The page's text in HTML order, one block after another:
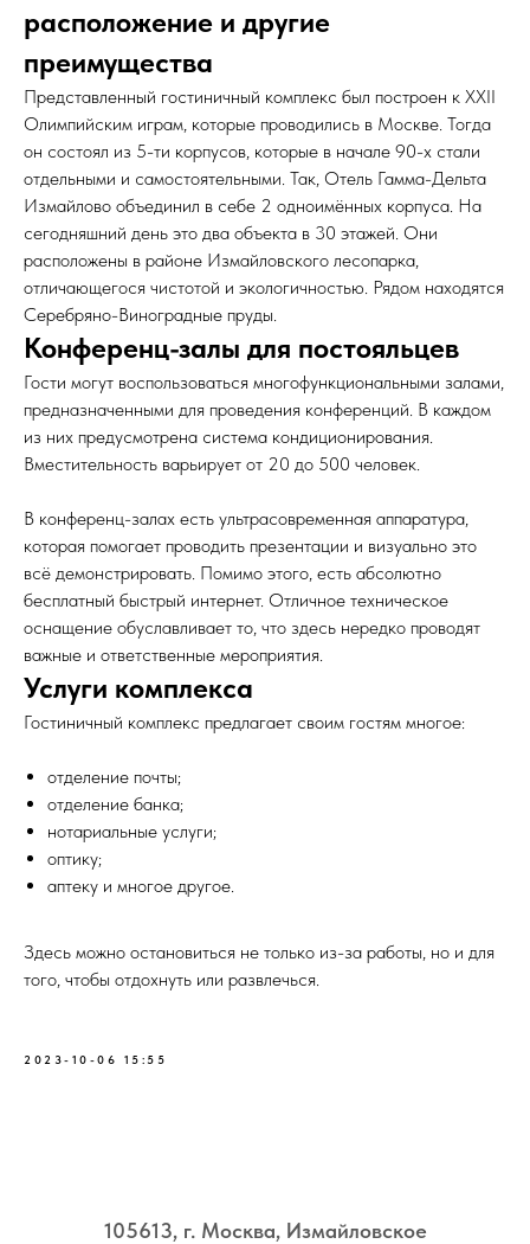
расположение и другие
преимущества
Представленный гостиничный комплекс был построен к XXII
Олимпийским играм, которые проводились в Москве. Тогда
он состоял из 5-ти корпусов, которые в начале 90-х стали
отдельными и самостоятельными. Так, Отель Гамма-Дельта
Измайлово объединил в себе 2 одноимённых корпуса. На
сегодняшний день это два объекта в 30 этажей. Они
расположены в районе Измайловского лесопарка,
отличающегося чистотой и экологичностью. Рядом находятся
Серебряно-Виноградные пруды.
Конференц-залы для постояльцев
Гости могут воспользоваться многофункциональными залами,
предназначенными для проведения конференций. В каждом
из них предусмотрена система кондиционирования.
Вместительность варьирует от 20 до 500 человек.
В конференц-залах есть ультрасовременная аппаратура,
которая помогает проводить презентации и визуально это
всё демонстрировать. Помимо этого, есть абсолютно
бесплатный быстрый интернет. Отличное техническое
оснащение обуславливает то, что здесь нередко проводят
важные и ответственные мероприятия.
Услуги комплекса
Гостиничный комплекс предлагает своим гостям многое:
отделение почты;
отделение банка;
нотариальные услуги;
оптику;
аптеку и многое другое.
Здесь можно остановиться не только из-за работы, но и для
того, чтобы отдохнуть или развлечься.
2023-10-06 15:55
105613, г. Москва, Измайловское